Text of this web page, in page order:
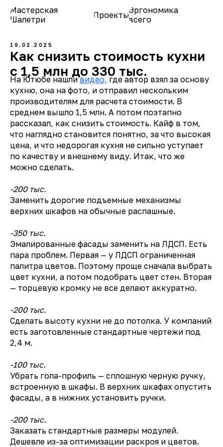
Мастерская
Шалетри
ПроектыЭргономика
всего
19.02.2025
Как снизить стоимость кухни
с 1,5 млн до 330 тыс.
На Ютюбе нашливидео, где автор взял за основу
кухню, она на фото, и отправил нескольким
производителям для расчета стоимости. В
среднем вышло 1,5 млн. А потом поэтапно
рассказал, как снизить стоимость. Кайф в том,
что наглядно становится понятно, за что высокая
цена, и что недорогая кухня не сильно уступает
по качеству и внешнему виду. Итак, что же
можно сделать.
-200 тыс.
Заменить дорогие подъемные механизмы
верхних шкафов на обычные распашные.
-350 тыс.
Эмалированные фасады заменить на ЛДСП. Есть
пара проблем. Первая — у ЛДСП ограниченная
палитра цветов. Поэтому проще сначала выбрать
цвет кухни, а потом подобрать цвет стен. Вторая
— торцевую кромку не все делают аккуратно.
-200 тыс.
Сделать высоту кухни не до потолка. У компаний
есть заготовленные стандартные чертежи под
2,4 м.
-100 тыс.
Убрать гола-профиль — сплошную черную ручку,
встроенную в шкафы. В верхних шкафах опустить
фасады, а в нижних установить ручки.
-200 тыс.
Заказать стандартные размеры модулей.
Дешевле из-за оптимизации раскроя и цветов.